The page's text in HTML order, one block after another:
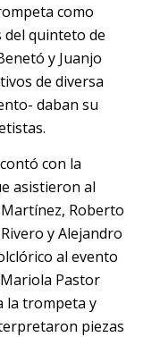
como
quinteto de
y Juanjo
de diversa
daban su
con la
asistieron al
Roberto
y Alejandro
al evento
Pastor
la trompeta y
piezas